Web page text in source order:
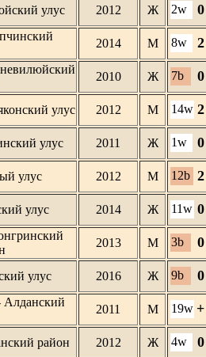
улус 2012 Ж 2w 0
2014 М 8w 2
2010 Ж 7b 0
улус 2012 М 14w 2
улус 2011 Ж 1w 0
улус 2012 М 12b 2
улус 2014 Ж 11w 0
2013 М 3b 0
улус 2016 Ж 9b 0
Алданский
2011 М 19w +
район 2012 Ж 4w 0